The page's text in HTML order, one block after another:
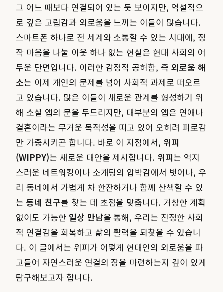
그 어느 때보다 연결되어 있는 듯 보이지만, 역설적으
로 깊은 고립감과 외로움을 느끼는 이들이 많습니다.
스마트폰 하나로 전 세계와 소통할 수 있는 시대에, 정
작 마음을 나눌 이웃 하나 없는 현실은 현대 사회의 어
두운 단면입니다. 이러한 감정적 공허함, 즉 외로움 해
소는 이제 개인의 문제를 넘어 사회적 과제로 떠오르
고 있습니다. 많은 이들이 새로운 관계를 형성하기 위
해 소셜 앱의 문을 두드리지만, 대부분의 앱은 연애나
결혼이라는 무거운 목적성을 띠고 있어 오히려 피로감
만 가중시키곤 합니다. 바로 이 지점에서, 위피
(WIPPY)는 새로운 대안을 제시합니다. 위피는 억지
스러운 네트워킹이나 소개팅의 압박감에서 벗어나, 우
리 동네에서 가볍게 차 한잔하거나 함께 산책할 수 있
는 동네 친구를 찾는 데 초점을 맞춥니다. 거창한 계획
없이도 가능한 일상 만남을 통해, 우리는 진정한 사회
적 연결감을 회복하고 삶의 활력을 되찾을 수 있습니
다. 이 글에서는 위피가 어떻게 현대인의 외로움을 파
고들어 자연스러운 연결의 장을 마련하는지 깊이 있게
탐구해보고자 합니다.